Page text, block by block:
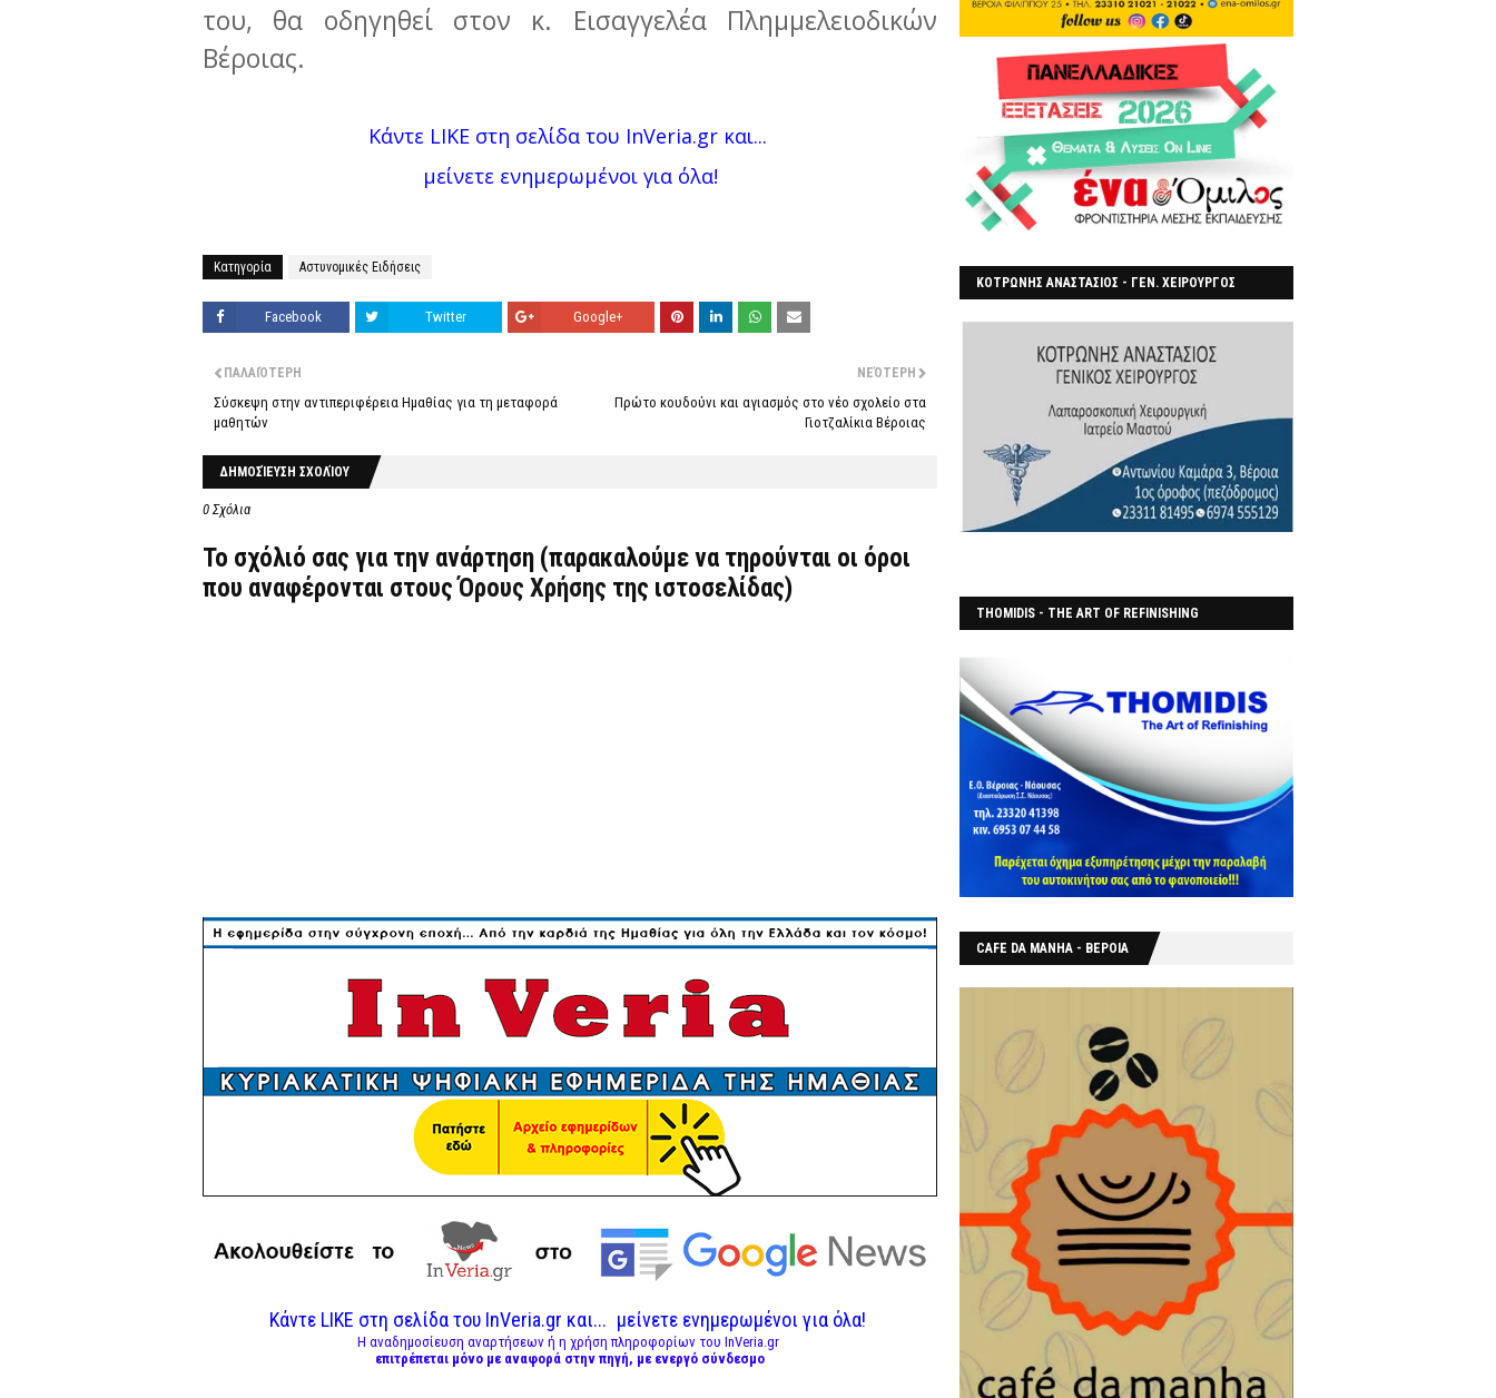
του, θα οδηγηθεί στον κ. Εισαγγελέα Πλημμελειοδικών
Βέροιας.
Κάντε LIKE στη σελίδα του InVeria.gr και...
μείνετε ενημερωμένοι για όλα!
Κατηγορία Αστυνομικές Ειδήσεις
Facebook Twitter Google+
ΝΕΌΤΕΡΗ
Πρώτο κουδούνι και αγιασμός στο νέο σχολείο στα
Γιοτζαλίκια Βέροιας
ΠΑΛΑΙΌΤΕΡΗ
Σύσκεψη στην αντιπεριφέρεια Ημαθίας για τη μεταφορά
μαθητών
ΔΗΜΟΣΊΕΥΣΗ ΣΧΟΛΊΟΥ
0 Σχόλια
Το σχόλιό σας για την ανάρτηση (παρακαλούμε να τηρούνται οι όροι
που αναφέρονται στουςΌρους Χρήσης της ιστοσελίδας)
Κάντε LIKE στη σελίδα του InVeria.gr και... μείνετε ενημερωμένοι για όλα!
Η αναδημοσίευση αναρτήσεων ή η χρήση πληροφορίων του InVeria.gr
επιτρέπεται μόνο με αναφορά στην πηγή, με ενεργό σύνδεσμο
ΚΟΤΡΩΝΗΣ ΑΝΑΣΤΑΣΙΟΣ - ΓΕΝ. ΧΕΙΡΟΥΡΓΟΣ
THOMIDIS - THE ART OF REFINISHING
CAFE DA MANHA - ΒΕΡΟΙΑ